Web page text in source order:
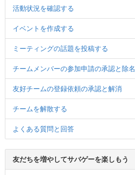
活動状況を確認する
イベントを作成する
ミーティングの話題を投稿する
チームメンバーの参加申請の承認と除名
友好チームの登録依頼の承認と解消
チームを解散する
よくある質問と回答
友だちを増やしてサバゲーを楽しもう